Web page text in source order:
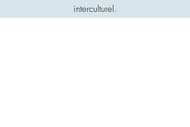
interculturel.